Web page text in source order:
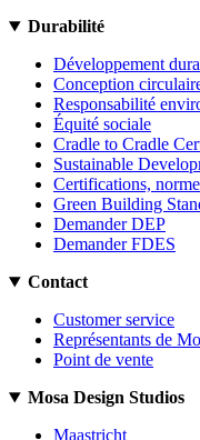
Durabilité
Développement
Conception
Responsabilité
Équité sociale
Cradle to Cradle
Sustainable
Certifications,
Green Building
Demander DEP
Demander FDES
Contact
Customer service
Représentants de
Point de vente
Mosa Design Studios
Maastricht